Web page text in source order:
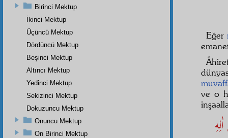
Eğer
ve o
Birinci Mektup
İkinci Mektup
Üçüncü Mektup
Dördüncü Mektup
Beşinci Mektup
Altıncı Mektup
Yedinci Mektup
Sekizinci Mektup
Dokuzuncu Mektup
Onuncu Mektup
On Birinci Mektup